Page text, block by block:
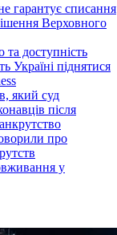
гарантує списання
Верховного
та доступність
Україні піднятися
який суд
після
про
у